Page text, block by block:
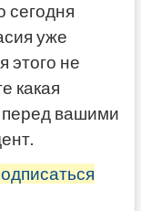
сегодня
уже
этого не
какая
перед вашими